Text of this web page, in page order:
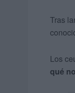
Tras
Los
qué